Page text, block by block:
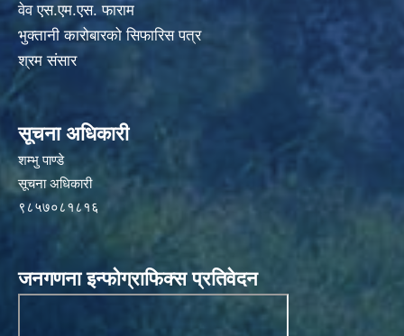
वेव एस.एम.एस. फाराम
भुक्तानी कारोबारको सिफारिस पत्र
श्रम संसार
सूचना अधिकारी
शम्भु पाण्डे
सूचना अधिकारी
९८५७०८१८१६
जनगणना इन्फोग्राफिक्स प्रतिवेदन